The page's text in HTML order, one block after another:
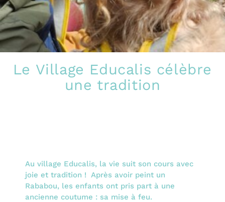
Le Village Educalis célèbre
une tradition
Au village Educalis, la vie suit son cours avec
joie et tradition ! Après avoir peint un
Rababou, les enfants ont pris part à une
ancienne coutume : sa mise à feu.